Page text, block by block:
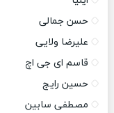
حسن جمالی
علیرضا ولایی
قاسم ای جی اچ
حسین رایج
مصطفی سابین